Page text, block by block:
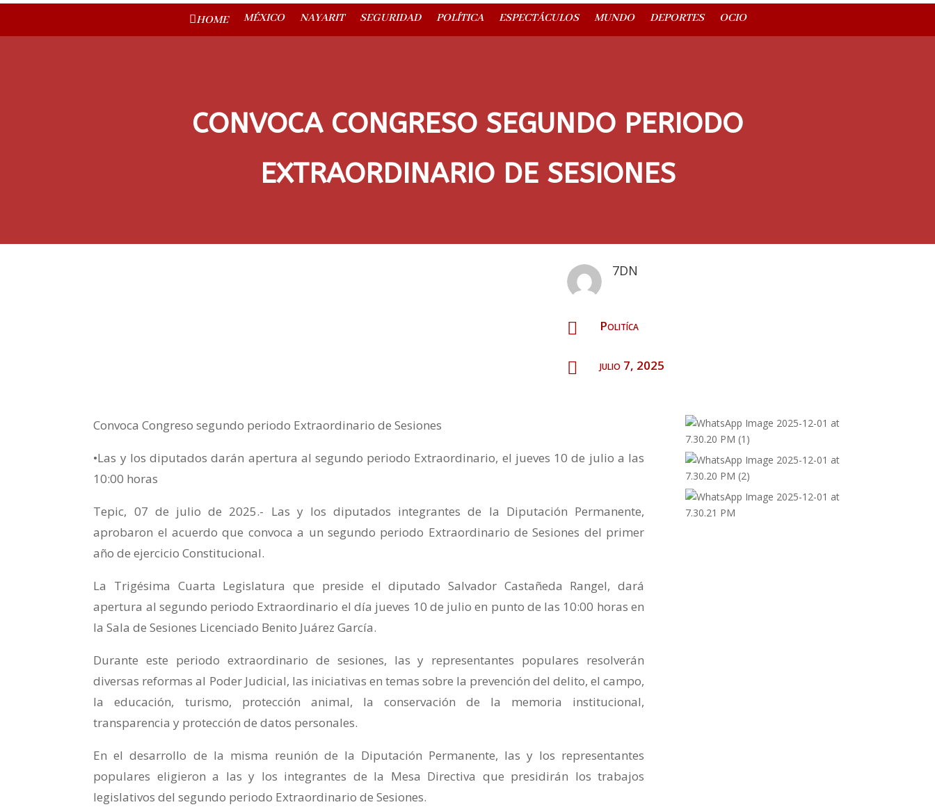
HOME MÉXICO NAYARIT SEGURIDAD POLÍTICA ESPECTÁCULOS MUNDO DEPORTES OCIO
CONVOCA CONGRESO SEGUNDO PERIODO
EXTRAORDINARIO DE SESIONES
7DN
 Politíca
 julio 7, 2025
Convoca Congreso segundo periodo Extraordinario de Sesiones
•Las y los diputados darán apertura al segundo periodo Extraordinario, el jueves 10 de julio a las
10:00 horas
Tepic, 07 de julio de 2025.- Las y los diputados integrantes de la Diputación Permanente,
aprobaron el acuerdo que convoca a un segundo periodo Extraordinario de Sesiones del primer
año de ejercicio Constitucional.
La Trigésima Cuarta Legislatura que preside el diputado Salvador Castañeda Rangel, dará
apertura al segundo periodo Extraordinario el día jueves 10 de julio en punto de las 10:00 horas en
la Sala de Sesiones Licenciado Benito Juárez García.
Durante este periodo extraordinario de sesiones, las y representantes populares resolverán
diversas reformas al Poder Judicial, las iniciativas en temas sobre la prevención del delito, el campo,
la educación, turismo, protección animal, la conservación de la memoria institucional,
transparencia y protección de datos personales.
En el desarrollo de la misma reunión de la Diputación Permanente, las y los representantes
populares eligieron a las y los integrantes de la Mesa Directiva que presidirán los trabajos
legislativos del segundo periodo Extraordinario de Sesiones.